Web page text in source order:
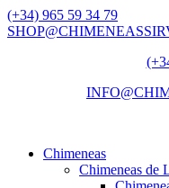
(+34) 965 59 34 79
Chimeneas
Chimeneas de